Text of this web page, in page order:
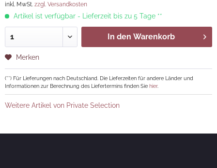
inkl. MwSt. zzgl. Versandkosten
Artikel ist verfügbar - Lieferzeit bis zu 5 Tage **
In den Warenkorb
Merken
(**) Für Lieferungen nach Deutschland. Die Lieferzeiten für andere Länder und
Informationen zur Berechnung des Liefertermins finden Sie hier.
Weitere Artikel von Private Selection